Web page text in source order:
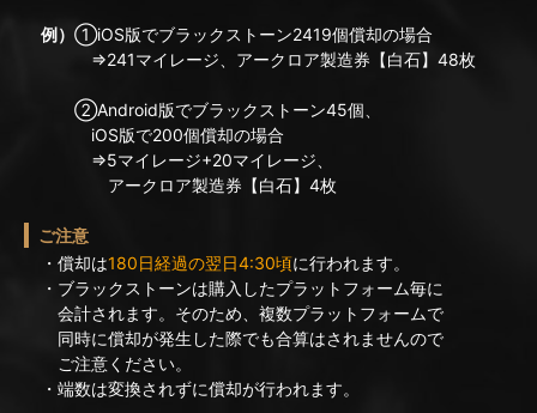
例） ①iOS版でブラックストーン2419個償却の場合
⇒241マイレージ、アークロア製造券【白石】48枚
②Android版でブラックストーン45個、
iOS版で200個償却の場合
⇒5マイレージ+20マイレージ、
アークロア製造券【白石】4枚
ご注意
・償却は180日経過の翌日4:30頃に行われます。
・ブラックストーンは購入したプラットフォーム毎に
会計されます。そのため、複数プラットフォームで
同時に償却が発生した際でも合算はされませんので
ご注意ください。
・端数は変換されずに償却が行われます。